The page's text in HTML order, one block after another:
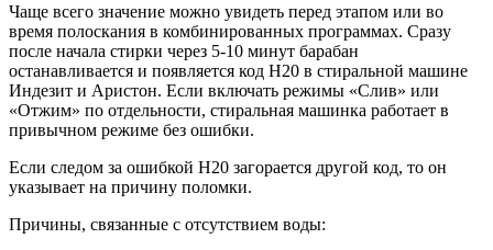
Чаще всего значение можно увидеть перед этапом или во
время полоскания в комбинированных программах. Сразу
после начала стирки через 5-10 минут барабан
останавливается и появляется код Н20 в стиральной машине
Индезит и Аристон. Если включать режимы «Слив» или
«Отжим» по отдельности, стиральная машинка работает в
привычном режиме без ошибки.
Если следом за ошибкой Н20 загорается другой код, то он
указывает на причину поломки.
Причины, связанные с отсутствием воды: